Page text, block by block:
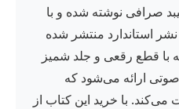
صرافی نوشته شده و با
استاندارد منتشر شده
شامل ۲۲۴ صفحه با قطع رقعی و جلد شمیز
ارائه می‌شود که
با خرید این کتاب از